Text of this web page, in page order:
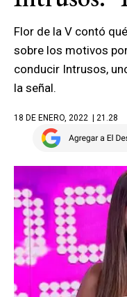
Flor de la V contó
sobre los motivos
conducir Intrusos,
la señal.
18 DE ENERO, 2022 | 21.28